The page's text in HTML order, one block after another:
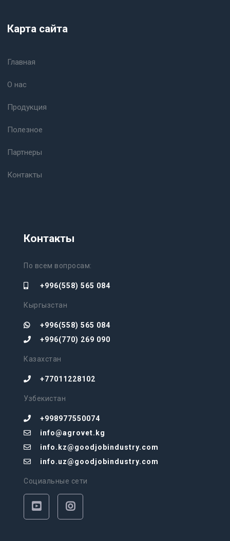
Карта сайта
Главная
О нас
Продукция
Полезное
Партнеры
Контакты
Контакты
По всем вопросам:
+996(558) 565 084
Кыргызстан
+996(558) 565 084
+996(770) 269 090
Казахстан
+77011228102
Узбекистан
+998977550074
info@agrovet.kg
info.kz@goodjobindustry.com
info.uz@goodjobindustry.com
Социальные сети